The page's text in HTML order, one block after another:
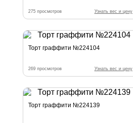
275 просмотров Узнать вес и цену
Торт граффити №224104
269 просмотров Узнать вес и цену
Торт граффити №224139